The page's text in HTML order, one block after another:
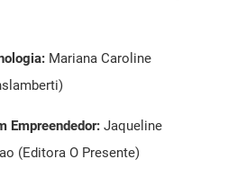
Mariana Caroline
Empreendedor:Jaqueline
(Editora O Presente)